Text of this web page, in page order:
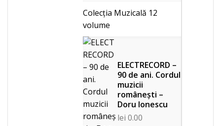
Colecția Muzicală 12
volume
ELECTRECORD –
90 de ani. Cordul
muzicii
românești –
Doru Ionescu
lei 0.00